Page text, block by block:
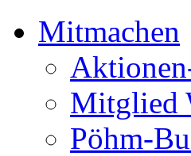
Mitmachen
Mitglied
Pöhm-